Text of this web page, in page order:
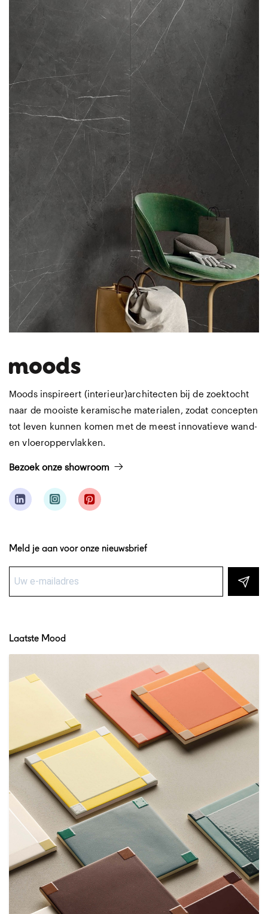
Moods inspireert (interieur)architecten bij de zoektocht
naar de mooiste keramische materialen, zodat concepten
tot leven kunnen komen met de meest innovatieve wand-
en vloeroppervlakken.
Bezoek onze showroom
Meld je aan voor onze nieuwsbrief
Laatste Mood